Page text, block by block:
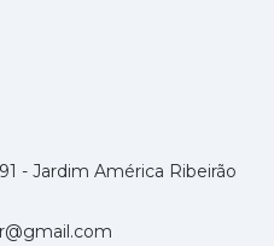
- Jardim América Ribeirão